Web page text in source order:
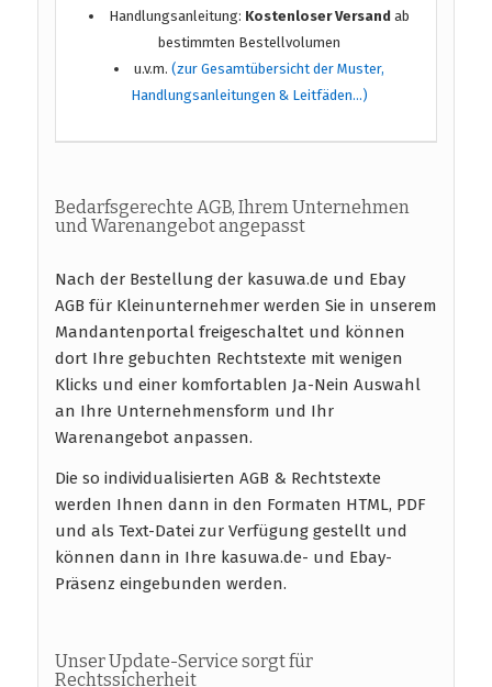
Handlungsanleitung: Kostenloser Versand ab
bestimmten Bestellvolumen
u.v.m.(zur Gesamtübersicht der Muster,
Handlungsanleitungen & Leitfäden…)
Bedarfsgerechte AGB, Ihrem Unternehmen
und Warenangebot angepasst
Nach der Bestellung der kasuwa.de und Ebay
AGB für Kleinunternehmer werden Sie in unserem
Mandantenportal freigeschaltet und können
dort Ihre gebuchten Rechtstexte mit wenigen
Klicks und einer komfortablen Ja-Nein Auswahl
an Ihre Unternehmensform und Ihr
Warenangebot anpassen.
Die so individualisierten AGB & Rechtstexte
werden Ihnen dann in den Formaten HTML, PDF
und als Text-Datei zur Verfügung gestellt und
können dann in Ihre kasuwa.de- und Ebay-
Präsenz eingebunden werden.
Unser Update-Service sorgt für
Rechtssicherheit